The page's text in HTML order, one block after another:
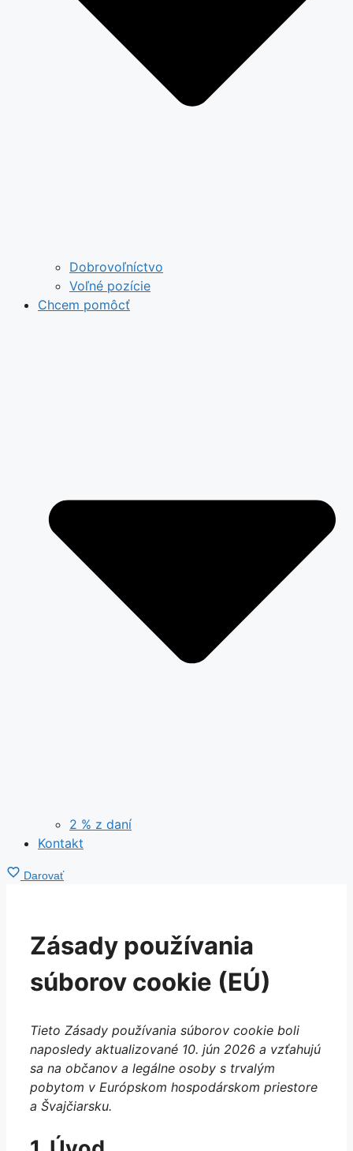
Dobrovoľníctvo
Voľné pozície
Chcem pomôcť
2 % z daní
Kontakt
Darovať
Zásady používania
súborov cookie (EÚ)
Tieto Zásady používania súborov cookie boli
naposledy aktualizované 10. jún 2026 a vzťahujú
sa na občanov a legálne osoby s trvalým
pobytom v Európskom hospodárskom priestore
a Švajčiarsku.